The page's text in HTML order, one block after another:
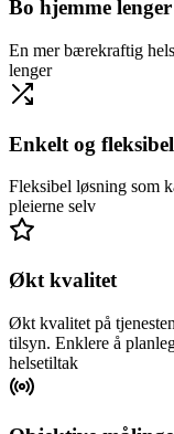
Bo hjemme lenger
En mer bærekraftig
lenger
Enkelt og
Fleksibel løsning som
pleierne selv
Økt kvalitet
Økt kvalitet på
tilsyn. Enklere å
helsetiltak